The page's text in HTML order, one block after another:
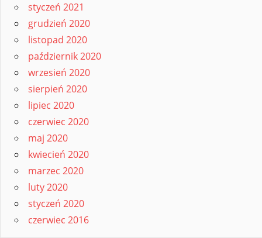
styczeń 2021
grudzień 2020
listopad 2020
październik 2020
wrzesień 2020
sierpień 2020
lipiec 2020
czerwiec 2020
maj 2020
kwiecień 2020
marzec 2020
luty 2020
styczeń 2020
czerwiec 2016